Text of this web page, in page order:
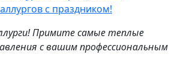
с праздником!
Примите самые теплые
с вашим профессиональным